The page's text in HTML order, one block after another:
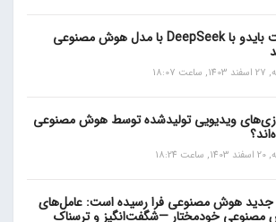
رقابت بایدو با DeepSeek با مدل هوش مصنوعی
ویدیویی تولیدشده توسط هوش مصنوعی
هوش مصنوعی فرا رسیده است: عامل‌های
خودمختار —شگفت‌انگیز و ترسناک